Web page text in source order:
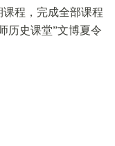
程，完成全部课程
历史课堂”文博夏令